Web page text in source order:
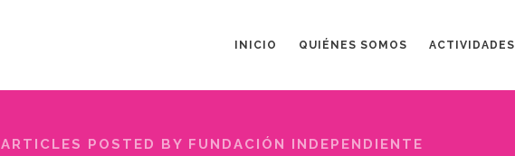
INICIO QUIÉNES SOMOS ACTIVIDADES
ARTICLES POSTED BY FUNDACIÓN INDEPENDIENTE